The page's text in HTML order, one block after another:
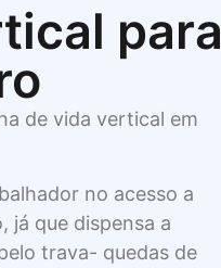
para
de vida vertical em
no acesso a
já que dispensa a
trava- quedas de